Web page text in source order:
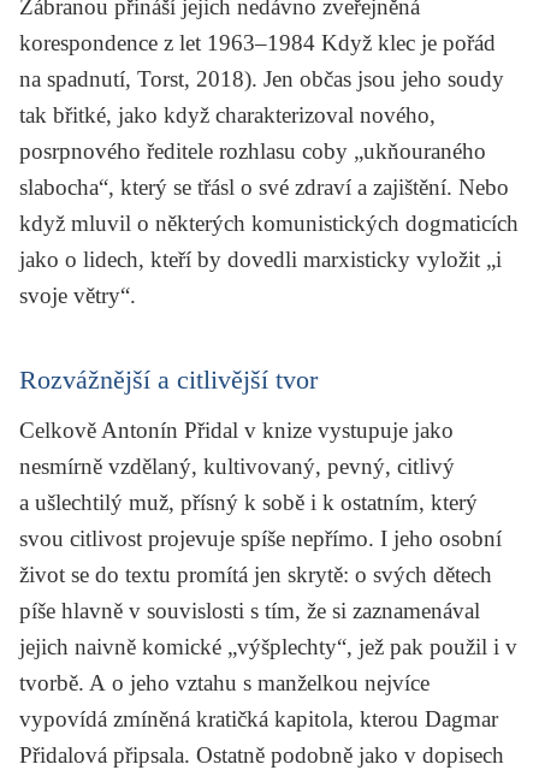
Zábranou přináší jejich nedávno zveřejněná
korespondence z let 1963–1984 Když klec je pořád
na spadnutí, Torst, 2018). Jen občas jsou jeho soudy
tak břitké, jako když charakterizoval nového,
posrpnového ředitele rozhlasu coby „ukňouraného
slabocha“, který se třásl o své zdraví a zajištění. Nebo
když mluvil o některých komunistických dogmaticích
jako o lidech, kteří by dovedli marxisticky vyložit „i
svoje větry“.
Rozvážnější a citlivější tvor
Celkově Antonín Přidal v knize vystupuje jako
nesmírně vzdělaný, kultivovaný, pevný, citlivý
a ušlechtilý muž, přísný k sobě i k ostatním, který
svou citlivost projevuje spíše nepřímo. I jeho osobní
život se do textu promítá jen skrytě: o svých dětech
píše hlavně v souvislosti s tím, že si zaznamenával
jejich naivně komické „výšplechty“, jež pak použil i v
tvorbě. A o jeho vztahu s manželkou nejvíce
vypovídá zmíněná kratičká kapitola, kterou Dagmar
Přidalová připsala. Ostatně podobně jako v dopisech